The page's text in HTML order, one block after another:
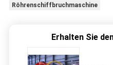
Röhrenschiffbruchmaschine
Erhalten Sie